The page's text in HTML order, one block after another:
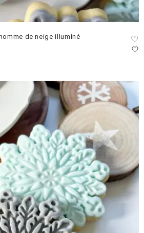
de neige illuminé